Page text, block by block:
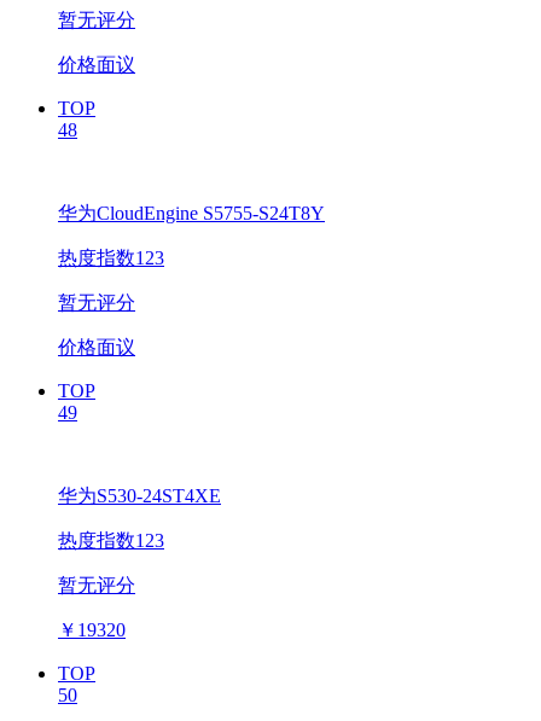
暂无评分
价格面议
TOP
48
华为CloudEngine S5755-S24T8Y
热度指数123
暂无评分
价格面议
TOP
49
华为S530-24ST4XE
热度指数123
暂无评分
￥ 19320
TOP
50